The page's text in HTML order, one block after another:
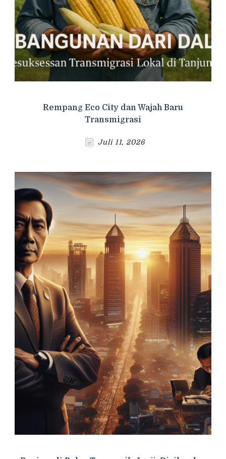
Rempang Eco City dan Wajah Baru
Transmigrasi
Juli 11, 2026